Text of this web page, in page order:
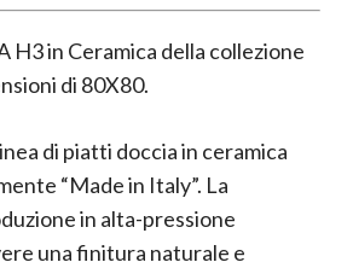
H3 in Ceramica della collezione
di 80X80.
di piatti doccia in ceramica
“Made in Italy”. La
in alta-pressione
una finitura naturale e